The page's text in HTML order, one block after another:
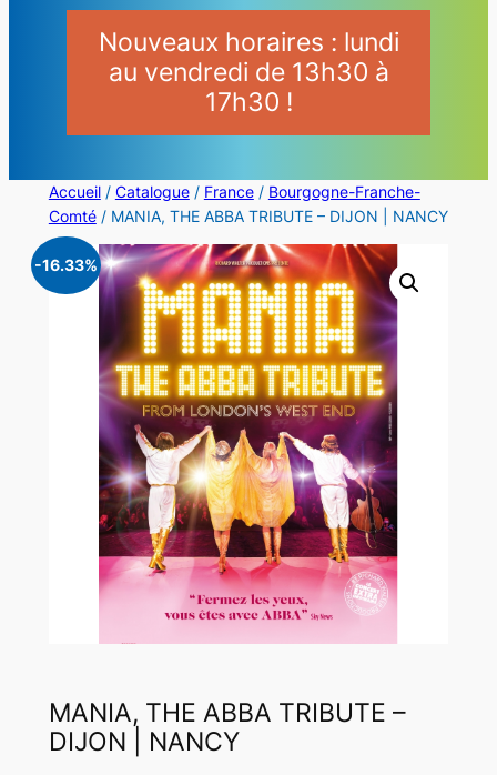
Nouveaux horaires : lundi
au vendredi de 13h30 à
17h30 !
Accueil/ Catalogue/ France/ Bourgogne-Franche-
Comté/ MANIA, THE ABBA TRIBUTE – DIJON | NANCY
-16.33%
MANIA, THE ABBA TRIBUTE –
DIJON | NANCY